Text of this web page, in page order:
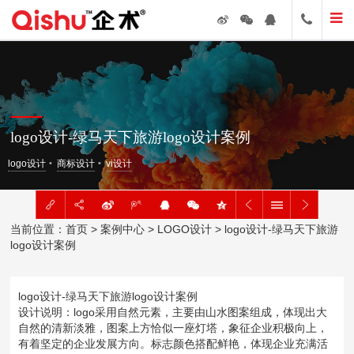
logo设计-绿马天下旅游logo设计案例
logo设计 商标设计 vi设计
当前位置：首页 >案例中心 > LOGO设计 > logo设计-绿马天下旅游
logo设计案例
logo设计-绿马天下旅游logo设计案例
设计说明：logo采用自然元素，主要由山水图案组成，体现出大
自然的清新淡雅，图案上方恰似一座灯塔，象征企业积极向上，
有着坚定的企业发展方向。标志颜色搭配鲜艳，体现企业充满活